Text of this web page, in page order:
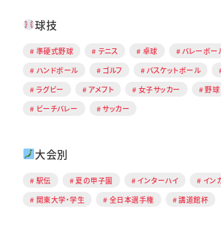
球技
準硬式野球 テニス 卓球
バレーボー
ハンドボール
ゴルフ バスケットボール
ラグビー
アメフト 女子サッカー
野球
ビーチバレー
サッカー
大会別
駅伝 夏の甲子園 インターハイ
イン
関東大学・学生
全日本選手権 講道館杯